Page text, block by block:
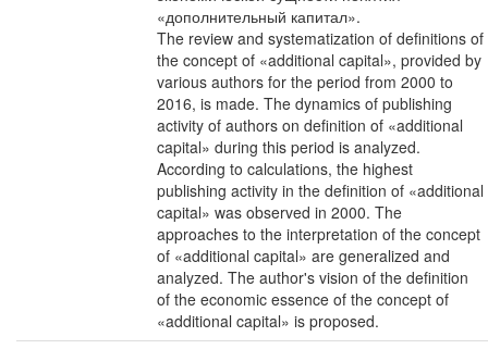
«дополнительный капитал».
The review and systematization of definitions of
the concept of «additional capital», provided by
various authors for the period from 2000 to
2016, is made. The dynamics of publishing
activity of authors on definition of «additional
capital» during this period is analyzed.
According to calculations, the highest
publishing activity in the definition of «additional
capital» was observed in 2000. The
approaches to the interpretation of the concept
of «additional capital» are generalized and
analyzed. The author's vision of the definition
of the economic essence of the concept of
«additional capital» is proposed.